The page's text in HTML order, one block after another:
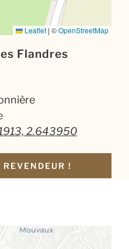
Leaflet | ©OpenStreetMap
Flandres
2.643950
!